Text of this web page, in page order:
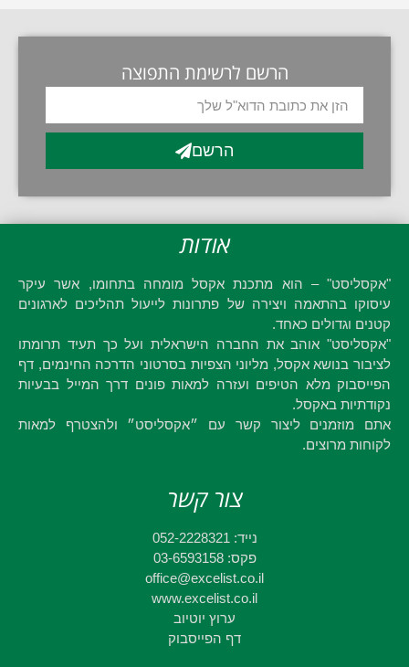
הרשם לרשימת התפוצה
הרשם
אודות
"אקסליסט" – הוא מתכנת אקסל מומחה בתחומו, אשר עיקר
עיסוקו בהתאמה ויצירה של פתרונות לייעול תהליכים לארגונים
קטנים וגדולים כאחד.
"אקסליסט" אוהב את החברה הישראלית ועל כך תעיד תרומתו
לציבור בנושא אקסל, מליוני הצפיות בסרטוני הדרכה החינמים, דף
הפייסבוק מלא הטיפים ועזרה למאות פונים דרך המייל בבעיות
נקודתיות באקסל.
אתם מוזמנים ליצור קשר עם ״אקסליסט״ ולהצטרף למאות
לקוחות מרוצים.
צור קשר
נייד: 052-2228321
פקס: 03-6593158
office@excelist.co.il
www.excelist.co.il
ערוץ יוטיוב
דף הפייסבוק